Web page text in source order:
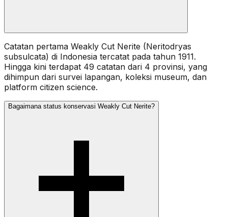
Catatan pertama Weakly Cut Nerite (Neritodryas
subsulcata) di Indonesia tercatat pada tahun 1911.
Hingga kini terdapat 49 catatan dari 4 provinsi, yang
dihimpun dari survei lapangan, koleksi museum, dan
platform citizen science.
Bagaimana status konservasi Weakly Cut Nerite?